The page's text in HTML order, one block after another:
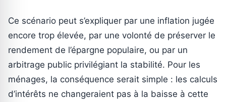
Ce scénario peut s’expliquer par une inflation jugée
encore trop élevée, par une volonté de préserver le
rendement de l’épargne populaire, ou par un
arbitrage public privilégiant la stabilité. Pour les
ménages, la conséquence serait simple : les calculs
d’intérêts ne changeraient pas à la baisse à cette